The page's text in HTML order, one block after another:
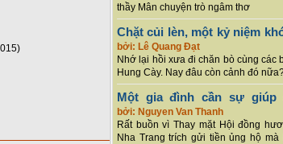
thầy Mân chuyện trò ngâm thơ
Chặt củi lèn, một kỷ niệm
bởi: Lê Quang Đạt
Nhớ lại hồi xưa đi chăn bò cùng các
Hung Cày. Nay đâu còn cảnh đó
Một gia đình cần sự giúp
bởi: Nguyen Van Thanh
Rất buồn vì Thay mặt Hội đồng
Nha Trang trích gửi tiền ủng hộ mà